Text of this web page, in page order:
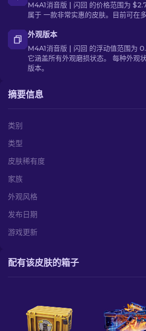
M4A1消音版 | 闪回 的价格范围为
属于 一款非常实惠的皮肤。目前可在
外观版本
M4A1消音版 | 闪回 的浮动值范围为
它涵盖所有外观磨损状态。 每种外观
版本。
摘要信息
类别
类型
皮肤稀有度
家族
外观风格
发布日期
游戏更新
配有该皮肤的箱子